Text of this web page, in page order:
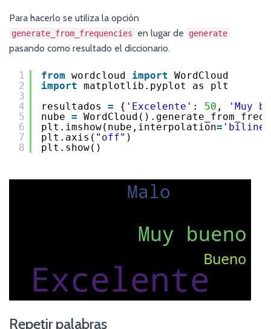
Para hacerlo se utiliza la opción
generate_from_frequencies en lugar de generate
pasando como resultado el diccionario.
1
2
3
4
5
6
7
8
from wordcloud import WordCloud
import matplotlib.pyplot as plt
resultados = { 'Excelente' : 50 ,
'Muy
nube =
plt.imshow(nube,interpolation=
plt.axis( "off" )
plt.show()
Repetir palabras